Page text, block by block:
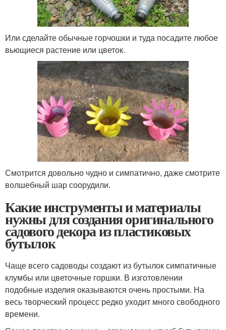
Или сделайте обычные горчошки и туда посадите любое
вьющиеся растение или цветок.
Смотрится довольно чудно и симпатично, даже смотрите
волшебный шар соорудили.
Какие инструменты и материалы
нужны для создания оригинального
садового декора из пластиковых
бутылок
Чаще всего садоводы создают из бутылок симпатичные
клумбы или цветочные горшки. В изготовлении
подобные изделия оказываются очень простыми. На
весь творческий процесс редко уходит много свободного
времени.